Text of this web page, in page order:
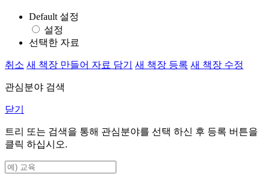
Default 설정
설정
선택한 자료
취소 새 책장 만들어 자료 담기 새 책장 등록 새 책장 수정
관심분야 검색
닫기
트리 또는 검색을 통해 관심분야를 선택 하신 후 등록 버튼을
클릭 하십시오.